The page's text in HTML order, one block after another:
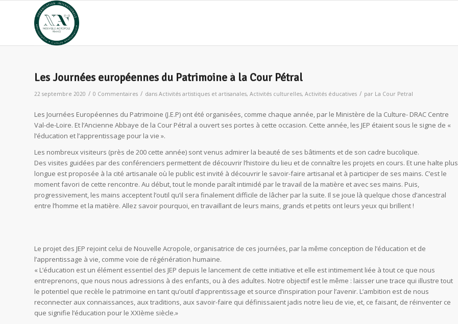
Les Journées européennes du Patrimoine à la Cour Pétral
22 septembre 2020 / 0 Commentaires / dans Activités artistiques et artisanales, Activités culturelles, Activités éducatives / par La Cour Petral
Les Journées Européennes du Patrimoine (J.E.P) ont été organisées, comme chaque année, par le Ministère de la Culture- DRAC Centre
Val-de-Loire. Et l’Ancienne Abbaye de la Cour Pétral a ouvert ses portes à cette occasion. Cette année, les JEP étaient sous le signe de «
l’éducation et l’apprentissage pour la vie ».
Les nombreux visiteurs (près de 200 cette année) sont venus admirer la beauté de ses bâtiments et de son cadre bucolique.
Des visites guidées par des conférenciers permettent de découvrir l’histoire du lieu et de connaître les projets en cours. Et une halte plus
longue est proposée à la cité artisanale où le public est invité à découvrir le savoir-faire artisanal et à participer de ses mains. C’est le
moment favori de cette rencontre. Au début, tout le monde paraît intimidé par le travail de la matière et avec ses mains. Puis,
progressivement, les mains acceptent l’outil qu’il sera finalement difficile de lâcher par la suite. Il se joue là quelque chose d’ancestral
entre l’homme et la matière. Allez savoir pourquoi, en travaillant de leurs mains, grands et petits ont leurs yeux qui brillent !
Le projet des JEP rejoint celui de Nouvelle Acropole, organisatrice de ces journées, par la même conception de l’éducation et de
l’apprentissage à vie, comme voie de régénération humaine.
« L’éducation est un élément essentiel des JEP depuis le lancement de cette initiative et elle est intimement liée à tout ce que nous
entreprenons, que nous nous adressions à des enfants, ou à des adultes. Notre objectif est le même : laisser une trace qui illustre tout
le potentiel que recèle le patrimoine en tant qu’outil d’apprentissage et source d’inspiration pour l’avenir. L’ambition est de nous
reconnecter aux connaissances, aux traditions, aux savoir-faire qui définissaient jadis notre lieu de vie, et, ce faisant, de réinventer ce
que signifie l’éducation pour le XXIème siècle.»